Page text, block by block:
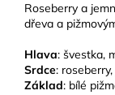
Roseberry a
dřeva a
Hlava: švestka,
Srdce:
Základ: bílé